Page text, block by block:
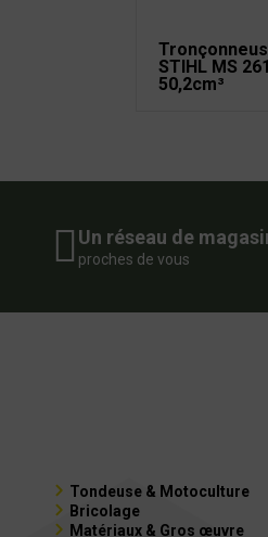
STIHL MS
50,2cm³
Un réseau de
proches de vous
Tondeuse & Motoculture
Bricolage
Matériaux & Gros œuvre